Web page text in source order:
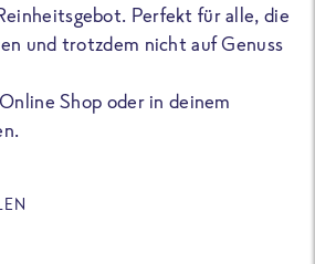
Perfekt für alle, die
und trotzdem nicht auf Genuss
Shop oder in deinem